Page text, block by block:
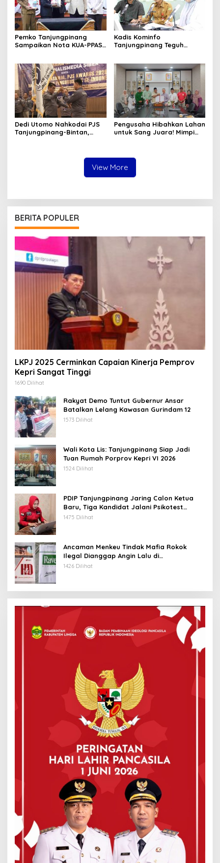
Pemko Tanjungpinang
Sampaikan Nota KUA-PPAS
Kadis Kominfo
Tanjungpinang Teguh
Pemerintah
Dedi Utomo Nahkodai PJS
Tanjungpinang-Bintan,
Pengusaha Hibahkan Lahan
untuk Sang Juara! Mimpi
View More
BERITA POPULER
LKPJ 2025 Cerminkan Capaian Kinerja Pemprov
Kepri Sangat Tinggi
1690 Dilihat
Rakyat Demo Tuntut Gubernur Ansar
Batalkan Lelang Kawasan Gurindam 12
1573 Dilihat
Wali Kota Lis: Tanjungpinang Siap Jadi
Tuan Rumah Porprov Kepri VI 2026
1524 Dilihat
PDIP Tanjungpinang Jaring Calon Ketua
Baru, Tiga Kandidat Jalani Psikotest
Daring
1475 Dilihat
Ancaman Menkeu Tindak Mafia Rokok
Ilegal Dianggap Angin Lalu di
Tanjungpinang
1426 Dilihat